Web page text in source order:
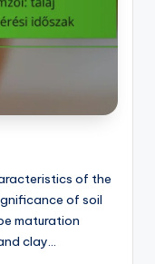
of the
of soil
maturation
clay…